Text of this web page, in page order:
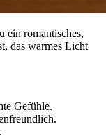
ein romantisches,
das warmes Licht
Gefühle.